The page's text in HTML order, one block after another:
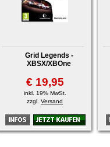
Grid Legends -
XBSX/XBOne
€ 19,95
inkl. 19% MwSt.
zzgl. Versand